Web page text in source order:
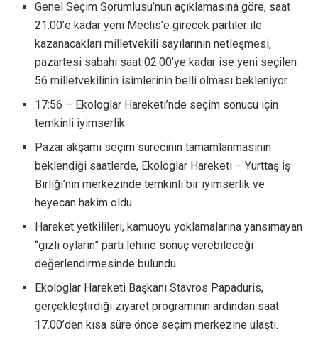
Genel Seçim Sorumlusu’nun açıklamasına göre, saat
21.00’e kadar yeni Meclis’e girecek partiler ile
kazanacakları milletvekili sayılarının netleşmesi,
pazartesi sabahı saat 02.00’ye kadar ise yeni seçilen
56 milletvekilinin isimlerinin belli olması bekleniyor.
17:56 – Ekologlar Hareketi’nde seçim sonucu için
temkinli iyimserlik
Pazar akşamı seçim sürecinin tamamlanmasının
beklendiği saatlerde, Ekologlar Hareketi – Yurttaş İş
Birliği’nin merkezinde temkinli bir iyimserlik ve
heyecan hakim oldu.
Hareket yetkilileri, kamuoyu yoklamalarına yansımayan
“gizli oyların” parti lehine sonuç verebileceği
değerlendirmesinde bulundu.
Ekologlar Hareketi Başkanı Stavros Papaduris,
gerçekleştirdiği ziyaret programının ardından saat
17.00’den kısa süre önce seçim merkezine ulaştı.